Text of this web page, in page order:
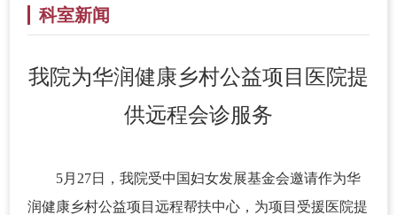
科室新闻
我院为华润健康乡村公益项目医院提
供远程会诊服务
5月27日，我院受中国妇女发展基金会邀请作为华
润健康乡村公益项目远程帮扶中心，为项目受援医院提